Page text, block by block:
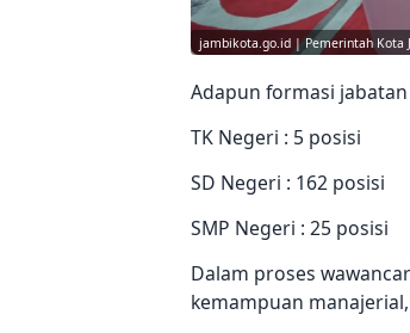
jambikota.go.id | Pemerintah Kota
Adapun formasi
TK Negeri : 5 posisi
SD Negeri : 162 posisi
SMP Negeri : 25 posisi
Dalam proses
kemampuan